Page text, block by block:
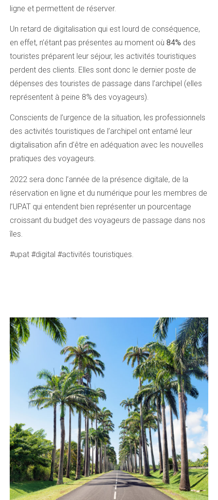
ligne et permettent de réserver.
Un retard de digitalisation qui est lourd de conséquence,
en effet, n’étant pas présentes au moment où 84% des
touristes préparent leur séjour, les activités touristiques
perdent des clients. Elles sont donc le dernier poste de
dépenses des touristes de passage dans l’archipel (elles
représentent à peine 8% des voyageurs).
Conscients de l’urgence de la situation, les professionnels
des activités touristiques de l’archipel ont entamé leur
digitalisation afin d’être en adéquation avec les nouvelles
pratiques des voyageurs.
2022 sera donc l’année de la présence digitale, de la
réservation en ligne et du numérique pour les membres de
l’UPAT qui entendent bien représenter un pourcentage
croissant du budget des voyageurs de passage dans nos
îles.
#upat #digital #activités touristiques.